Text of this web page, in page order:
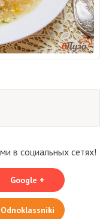
в социальных сетях!
Google +
Odnoklassniki